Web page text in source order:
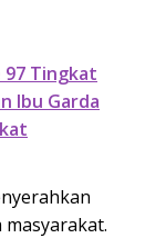
97 Tingkat
Ibu Garda